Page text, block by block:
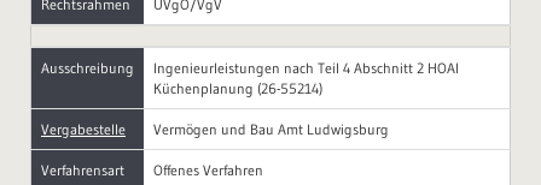
Rechtsrahmen UVgO/VgV
Ausschreibung
Ingenieurleistungen nach Teil 4 Abschnitt 2 HOAI
Küchenplanung (26-55214)
Vergabestelle Vermögen und Bau Amt Ludwigsburg
Verfahrensart Offenes Verfahren